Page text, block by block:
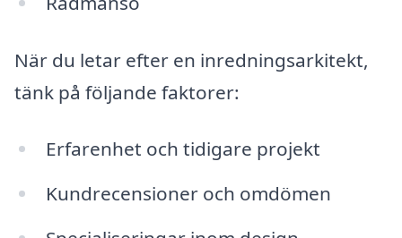
När du letar efter en inredningsarkitekt,
tänk på följande faktorer:
Erfarenhet och tidigare projekt
Kundrecensioner och omdömen